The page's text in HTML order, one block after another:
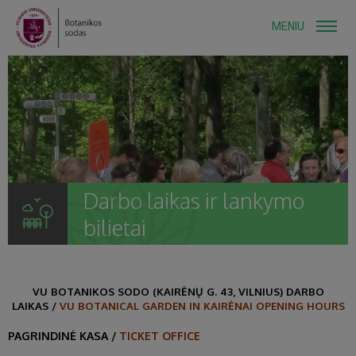
MENIU
Darbo laikas ir lankymo
bilietai
VU BOTANIKOS SODO (KAIRĖNŲ G. 43, VILNIUS) DARBO
LAIKAS /VU BOTANICAL GARDEN IN KAIRĖNAI OPENING HOURS
PAGRINDINĖ KASA / TICKET OFFICE